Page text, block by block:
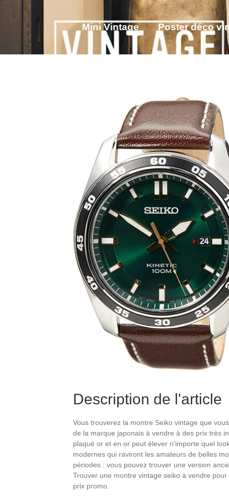
Mini Vintage Poster déco
Description de l'article
Vous trouverez la montre Seiko vintage que
de la marque japonais à vendre à des prix très
plaqué or et en or peut élever n'importe quel
modernes qui raviront les amateurs de belles
périodes : vous pouvez trouver une version
Trouver une montre vintage seiko à vendre
prix promo.